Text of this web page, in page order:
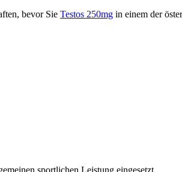
bevor Sie Testos 250mg in einem der
sportlichen Leistung eingesetzt.